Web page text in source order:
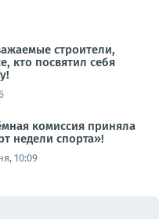
строители,
кто посвятил себя
комиссия приняла
недели спорта»!
10:09